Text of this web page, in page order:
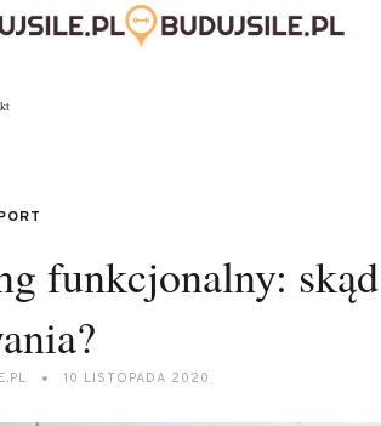
funkcjonalny:
10 LISTOPADA 2020